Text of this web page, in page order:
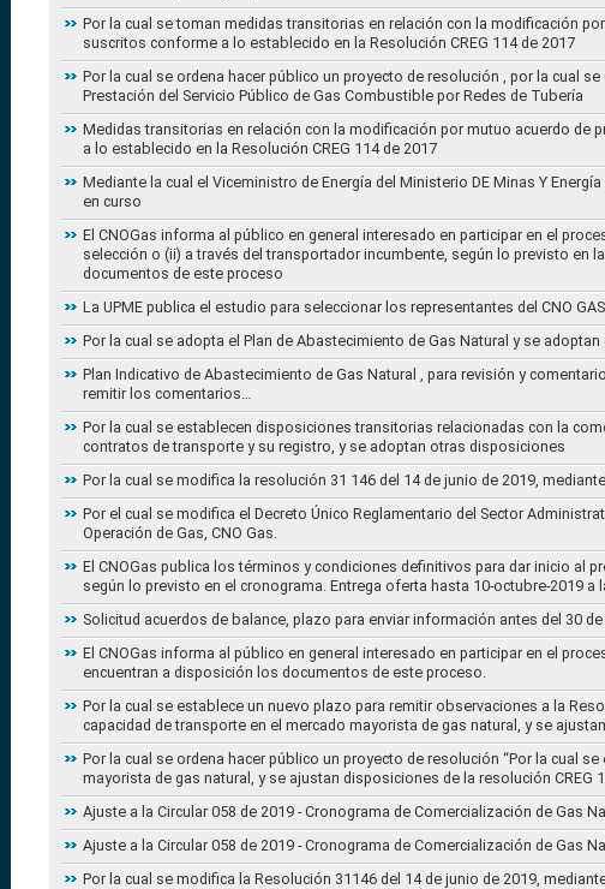
Por la cual se toman medidas transitorias en relación con la modificación
suscritos conforme a lo establecido en la Resolución CREG 114 de 2017
Por la cual se ordena hacer público un proyecto de resolución , por la cual
Prestación del Servicio Público de Gas Combustible por Redes de Tubería
Medidas transitorias en relación con la modificación por mutuo acuerdo
a lo establecido en la Resolución CREG 114 de 2017
Mediante la cual el Viceministro de Energía del Ministerio DE Minas Y
en curso
El CNOGas informa al público en general interesado en participar en el
selección o (ii) a través del transportador incumbente, según lo previsto en
documentos de este proceso
La UPME publica el estudio para seleccionar los representantes del CNO
Por la cual se adopta el Plan de Abastecimiento de Gas Natural y se
Plan Indicativo de Abastecimiento de Gas Natural , para revisión y
remitir los comentarios…
Por la cual se establecen disposiciones transitorias relacionadas con la
contratos de transporte y su registro, y se adoptan otras disposiciones
Por la cual se modifica la resolución 31 146 del 14 de junio de 2019,
Por el cual se modifica el Decreto Único Reglamentario del Sector
Operación de Gas, CNO Gas.
El CNOGas publica los términos y condiciones definitivos para dar inicio al
según lo previsto en el cronograma. Entrega oferta hasta 10-octubre-2019 a
Solicitud acuerdos de balance, plazo para enviar información antes del 30
El CNOGas informa al público en general interesado en participar en el
encuentran a disposición los documentos de este proceso.
Por la cual se establece un nuevo plazo para remitir observaciones a la
capacidad de transporte en el mercado mayorista de gas natural, y se
Por la cual se ordena hacer público un proyecto de resolución “Por la cual
mayorista de gas natural, y se ajustan disposiciones de la resolución CREG
Ajuste a la Circular 058 de 2019 - Cronograma de Comercialización de Gas
Ajuste a la Circular 058 de 2019 - Cronograma de Comercialización de Gas
Por la cual se modifica la Resolución 31146 del 14 de junio de 2019,